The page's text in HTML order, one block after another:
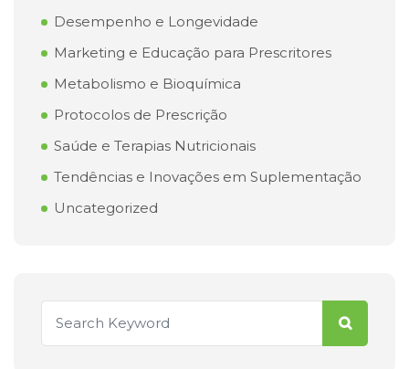
Desempenho e Longevidade
Marketing e Educação para Prescritores
Metabolismo e Bioquímica
Protocolos de Prescrição
Saúde e Terapias Nutricionais
Tendências e Inovações em Suplementação
Uncategorized